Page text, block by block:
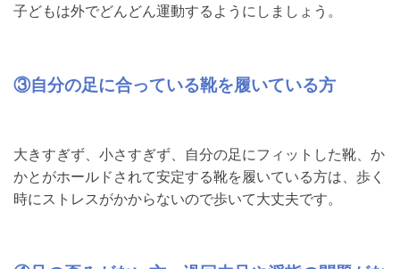
子どもは外でどんどん運動するようにしましょう。
③自分の足に合っている靴を履いている方
大きすぎず、小さすぎず、自分の足にフィットした靴、か
かとがホールドされて安定する靴を履いている方は、歩く
時にストレスがかからないので歩いて大丈夫です。